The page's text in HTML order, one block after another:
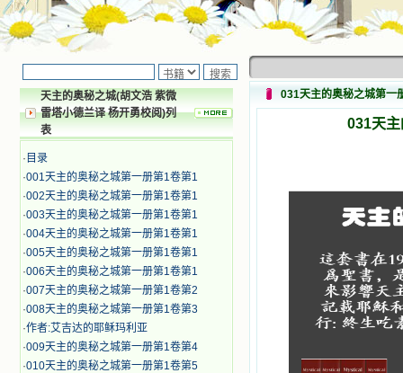
天主的奥秘之城(胡文浩 紫微
雷塔小德兰译 杨开勇校阅)列
表
· 目录
·001天主的奥秘之城第一册第1卷第1
·002天主的奥秘之城第一册第1卷第1
·003天主的奥秘之城第一册第1卷第1
·004天主的奥秘之城第一册第1卷第1
·005天主的奥秘之城第一册第1卷第1
·006天主的奥秘之城第一册第1卷第1
·007天主的奥秘之城第一册第1卷第2
·008天主的奥秘之城第一册第1卷第3
·作者:艾吉达的耶稣玛利亚
·009天主的奥秘之城第一册第1卷第4
·010天主的奥秘之城第一册第1卷第5
031天主的奥秘之城第一
031天